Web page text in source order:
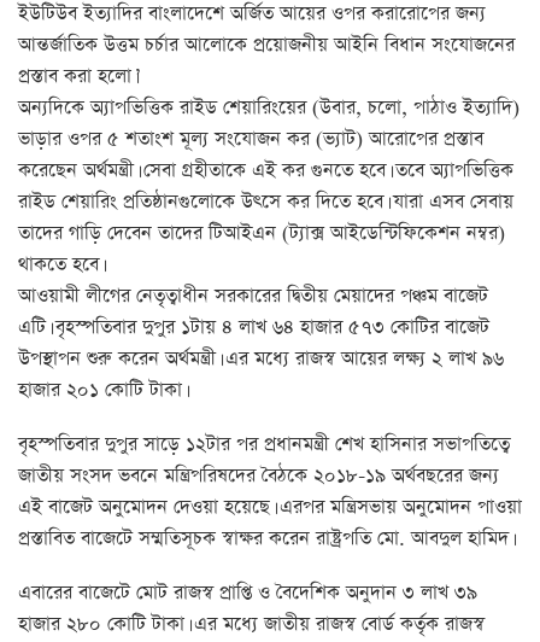
ইউটিউব ইত্যাদির বাংলাদেশে অর্জিত আয়ের ওপর করারোপের জন্য
আন্তর্জাতিক উত্তম চর্চার আলোকে প্রয়োজনীয় আইনি বিধান সংযোজনের
প্রস্তাব করা হলো।’
অন্যদিকে অ্যাপভিত্তিক রাইড শেয়ারিংয়ের (উবার, চলো, পাঠাও ইত্যাদি)
ভাড়ার ওপর ৫ শতাংশ মূল্য সংযোজন কর (ভ্যাট) আরোপের প্রস্তাব
করেছেন অর্থমন্ত্রী। সেবা গ্রহীতাকে এই কর গুনতে হবে। তবে অ্যাপভিত্তিক
রাইড শেয়ারিং প্রতিষ্ঠানগুলোকে উৎসে কর দিতে হবে। যারা এসব সেবায়
তাদের গাড়ি দেবেন তাদের টিআইএন (ট্যাক্স আইডেন্টিফিকেশন নম্বর)
থাকতে হবে।
আওয়ামী লীগের নেতৃত্বাধীন সরকারের দ্বিতীয় মেয়াদের পঞ্চম বাজেট
এটি। বৃহস্পতিবার দুপুর ১টায় ৪ লাখ ৬৪ হাজার ৫৭৩ কোটির বাজেট
উপস্থাপন শুরু করেন অর্থমন্ত্রী। এর মধ্যে রাজস্ব আয়ের লক্ষ্য ২ লাখ ৯৬
হাজার ২০১ কোটি টাকা।
বৃহস্পতিবার দুপুর সাড়ে ১২টার পর প্রধানমন্ত্রী শেখ হাসিনার সভাপতিত্বে
জাতীয় সংসদ ভবনে মন্ত্রিপরিষদের বৈঠকে ২০১৮-১৯ অর্থবছরের জন্য
এই বাজেট অনুমোদন দেওয়া হয়েছে। এরপর মন্ত্রিসভায় অনুমোদন পাওয়া
প্রস্তাবিত বাজেটে সম্মতিসূচক স্বাক্ষর করেন রাষ্ট্রপতি মো. আবদুল হামিদ।
এবারের বাজেটে মোট রাজস্ব প্রাপ্তি ও বৈদেশিক অনুদান ৩ লাখ ৩৯
হাজার ২৮০ কোটি টাকা। এর মধ্যে জাতীয় রাজস্ব বোর্ড কর্তৃক রাজস্ব